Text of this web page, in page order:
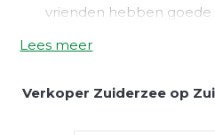
vrienden hebben
Lees meer
Verkoper Zuiderzee op